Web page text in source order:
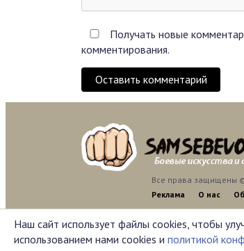
Получать новые
комментирования.
Оставить комментарий
Все права защищены
Реклама
О нас
Наш сайт использует файлы cookies, чтобы
использованием нами cookies и политикой